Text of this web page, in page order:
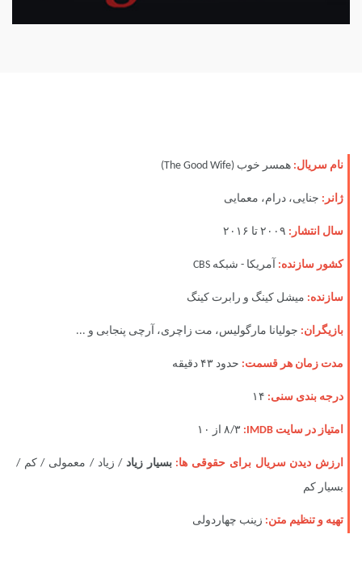
نام سریال: همسر خوب (The Good Wife
)
ژانر: جنایی، درام، معمایی
سال انتشار:
کشور سازنده: آمریکا - شبکه CBS
سازنده: میشل کینگ و رابرت کینگ
بازیگران: جولیانا مارگولیس، مت زاچری، آرچی پنجابی و ...
مدت زمان هر قسمت: حدود ۴۳ دقیقه
درجه بندی سنی: ۱۴
امتیاز در سایت IMDB
: ۸/۳ از ۱۰
ارزش دیدن سریال برای حقوقی ها: بسیار زیاد / زیاد / معمولی / کم /
بسیار کم
تهیه و تنظیم متن: زینب چهاردولی